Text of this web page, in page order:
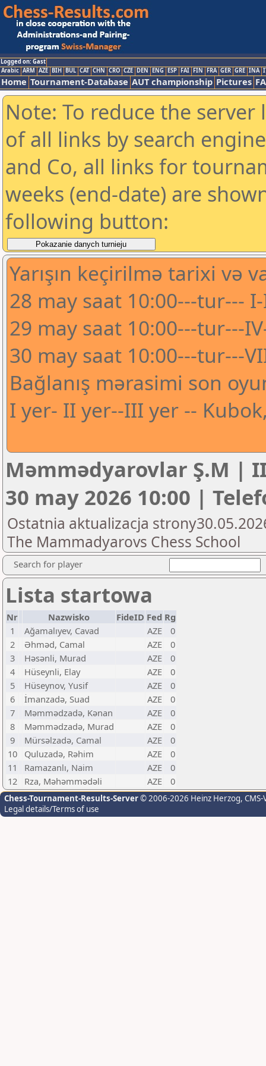
Logged on: Gast
Arabic ARM AZE BIH BUL CAT CHN CRO CZE DEN ENG ESP FAI FIN FRA GER GRE INA
Home Tournament-Database AUT championship Pictures
Note: To reduce the
of all links by search
and Co, all links for
weeks (end-date) are
following button:
Yarışın keçirilmə tarixi və
28 may saat 10:00---tur---
29 may saat 10:00---tur---
30 may saat 10:00---tur---
Bağlanış mərasimi son
I yer- II yer--III yer --
Məmmədyarovlar Ş.M |
30 may 2026 10:00 |
Ostatnia aktualizacja
The Mammadyarovs Chess School
Search for player
Lista startowa
Nr Nazwisko FideID Fed Rg
1
Ağamalıyev, Cavad AZE
0
2
Əhməd, Camal AZE
0
3
Həsənli, Murad AZE
0
4
Hüseynli, Elay AZE
0
5
Hüseynov, Yusif AZE
0
6
İmanzadə, Suad AZE
0
7
Məmmədzadə, Kənan AZE
0
8
Məmmədzadə, Murad AZE
0
9
Mürsəlzadə, Camal AZE
0
10
Quluzadə, Rəhim AZE
0
11
Ramazanlı, Naim AZE
0
12
Rza, Məhəmmədəli AZE 0
Chess-Tournament-Results-Server© 2006-2026 Heinz Herzog,
Legal details/Terms of use